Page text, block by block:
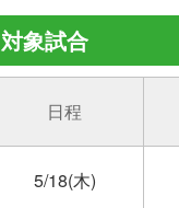
対象試合
日程
5/18(木)